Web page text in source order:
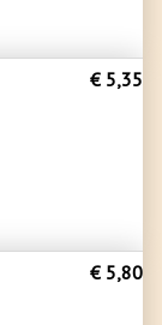
€ 5,35
€ 5,80